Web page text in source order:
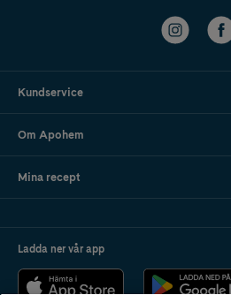
Kundservice
Om Apohem
Mina recept
Ladda ner vår app